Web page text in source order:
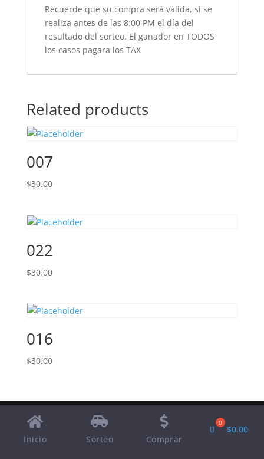
Recuerde que su compra será válida, si se
realiza antes de las 8:00 PM el día del
resultado del sorteo. El ganador en TODOS
los casos pagara los TAX
Related products
007
$30.00
022
$30.00
016
$30.00
Designed by Elegant Themes
| Powered by
Inicio Sorteo Comprar
$0.00